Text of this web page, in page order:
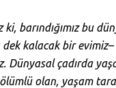
barındığımız bu
dek kalacak bir
Dünyasal çadırda
olan, yaşam